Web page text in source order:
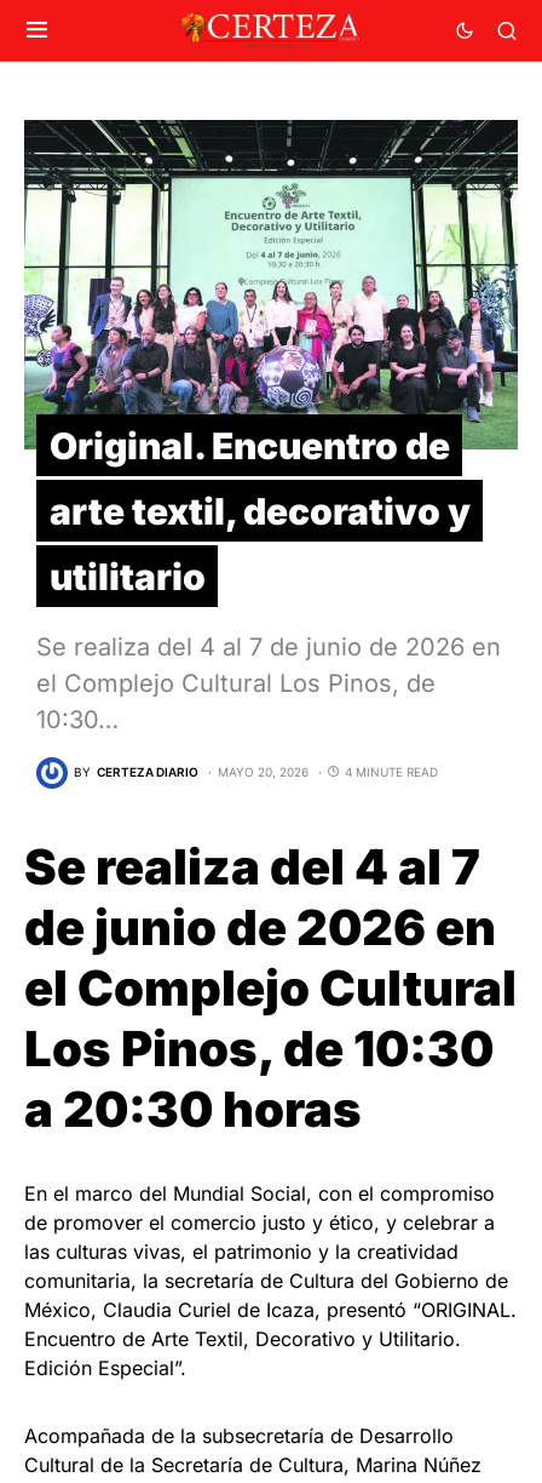
Original. Encuentro de
arte textil, decorativo y
utilitario
Se realiza del 4 al 7 de junio de 2026 en
el Complejo Cultural Los Pinos, de
10:30…
BY CERTEZA DIARIO MAYO 20, 2026 4 MINUTE READ
Se realiza del 4 al 7
de junio de 2026 en
el Complejo Cultural
Los Pinos, de 10:30
a 20:30 horas
En el marco del Mundial Social, con el compromiso
de promover el comercio justo y ético, y celebrar a
las culturas vivas, el patrimonio y la creatividad
comunitaria, la secretaría de Cultura del Gobierno de
México, Claudia Curiel de Icaza, presentó “ORIGINAL.
Encuentro de Arte Textil, Decorativo y Utilitario.
Edición Especial”.
Acompañada de la subsecretaría de Desarrollo
Cultural de la Secretaría de Cultura, Marina Núñez